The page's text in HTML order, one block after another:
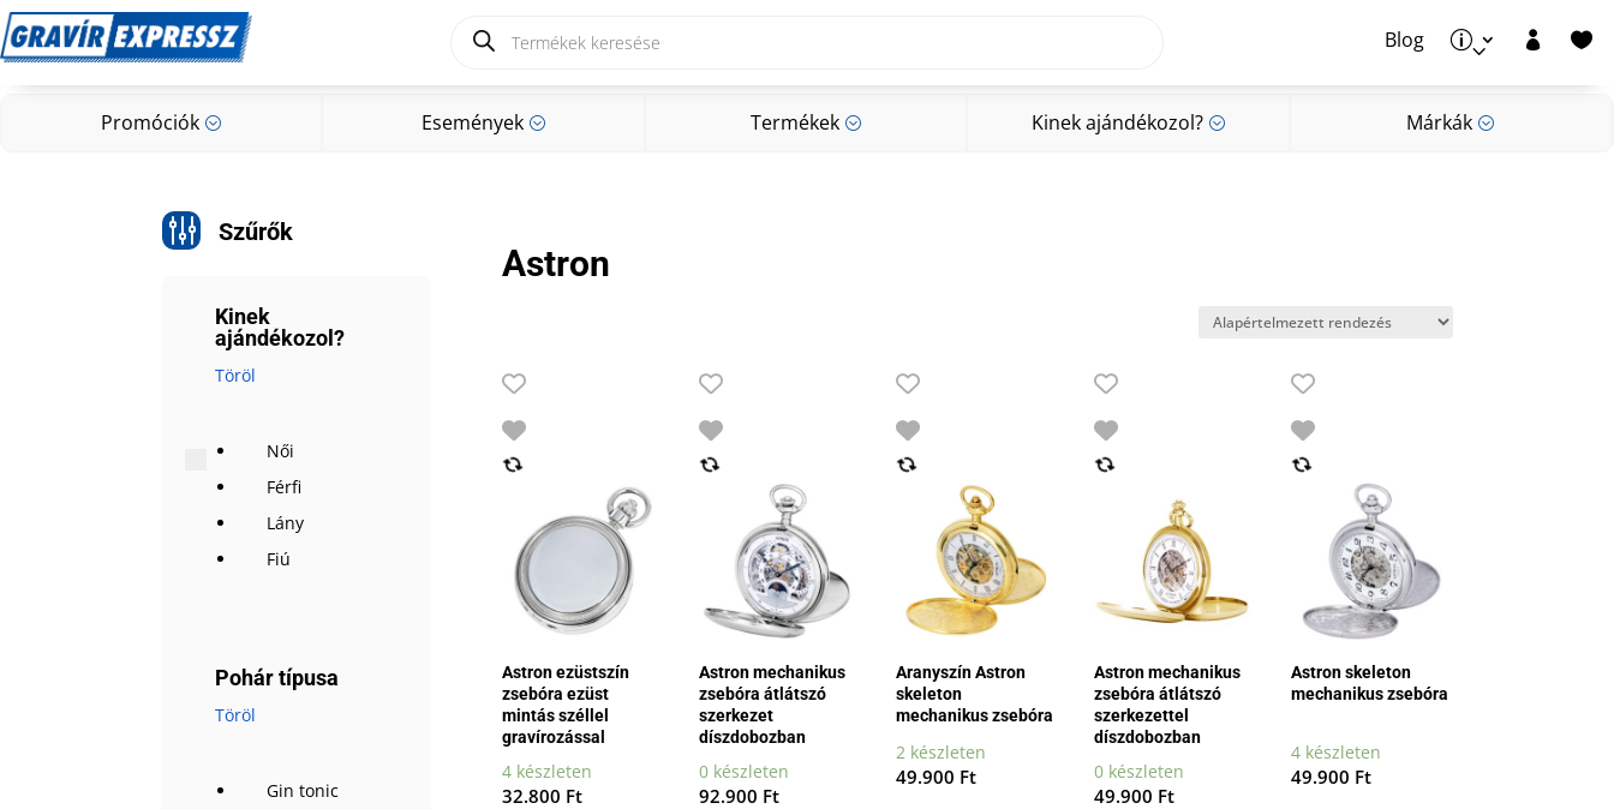
search Blog p  
Promóciók ; Események ; Termékek ; Kinek ajándékozol? ; Márkák ;
Promóciók; Események; Márkák;
g Szűrők
Kinek
ajándékozol?
Töröl
Női
Férfi
Lány
Fiú
Pohár típusa
Töröl
Gin tonic
Astron
Astron ezüstszín
zsebóra ezüst
mintás széllel
gravírozással
4 készleten
32.800 Ft
Astron mechanikus
zsebóra átlátszó
szerkezet
díszdobozban
0 készleten
92.900 Ft
Aranyszín Astron
skeleton
mechanikus zsebóra
2 készleten
49.900 Ft
Astron mechanikus
zsebóra átlátszó
szerkezettel
díszdobozban
0 készleten
49.900 Ft
Astron skeleton
mechanikus zsebóra
4 készleten
49.900 Ft